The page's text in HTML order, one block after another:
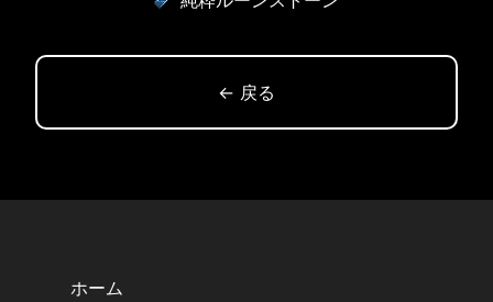
← 戻る
ホーム